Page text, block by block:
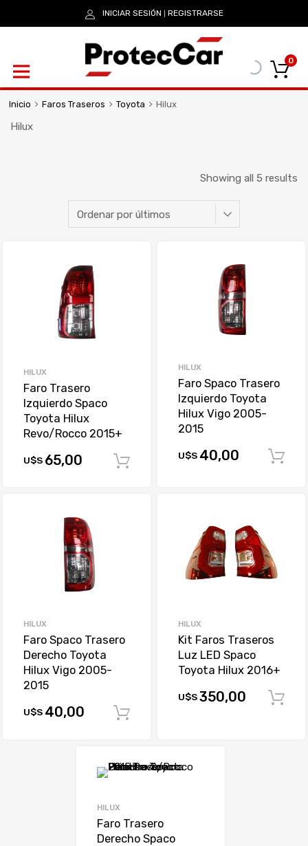
INICIAR SESIÓN REGISTRARSE
0
Inicio Faros Traseros Toyota Hilux
Hilux
Showing all 5 results
HILUX
Faro Trasero
Izquierdo Spaco
Toyota Hilux
Revo/Rocco 2015+
U$S 65,00 Comprar
HILUX
Faro Spaco Trasero
Izquierdo Toyota
Hilux Vigo 2005-
2015
U$S 40,00
HILUX
Faro Spaco Trasero
Derecho Toyota
Hilux Vigo 2005-
2015
U$S 40,00
HILUX
Kit Faros Traseros
Luz LED Spaco
Toyota Hilux 2016+
U$S350,00
HILUX
Faro Trasero
Derecho Spaco